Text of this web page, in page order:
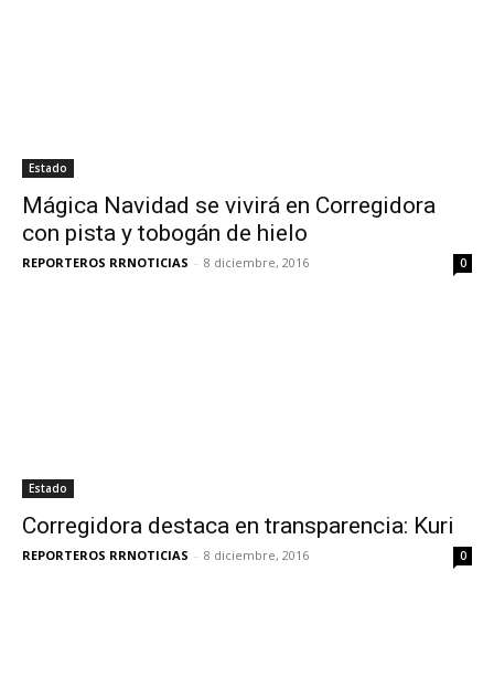
Estado
Mágica Navidad se vivirá en Corregidora
con pista y tobogán de hielo
REPORTEROS RRNOTICIAS - 8 diciembre, 2016 0
Estado
Corregidora destaca en transparencia: Kuri
REPORTEROS RRNOTICIAS - 8 diciembre, 2016 0